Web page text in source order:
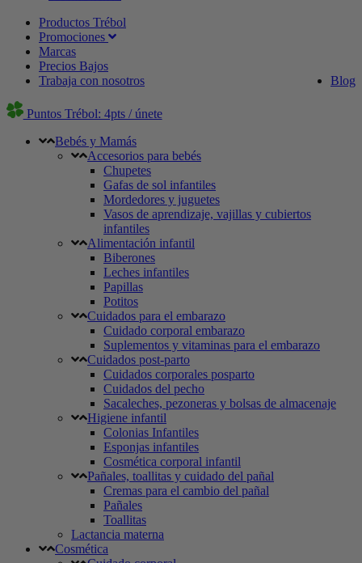
Productos Trébol
Promociones
Marcas
Precios Bajos
Blog
Trabaja con nosotros
Puntos Trébol: 4pts / únete
Bebés y Mamás
Accesorios para bebés
Chupetes
Gafas de sol infantiles
Mordedores y juguetes
Vasos de aprendizaje, vajillas y cubiertos
infantiles
Alimentación infantil
Biberones
Leches infantiles
Papillas
Potitos
Cuidados para el embarazo
Cuidado corporal embarazo
Suplementos y vitaminas para el embarazo
Cuidados post-parto
Cuidados corporales posparto
Cuidados del pecho
Sacaleches, pezoneras y bolsas de almacenaje
Higiene infantil
Colonias Infantiles
Esponjas infantiles
Cosmética corporal infantil
Pañales, toallitas y cuidado del pañal
Cremas para el cambio del pañal
Pañales
Toallitas
Lactancia materna
Cosmética